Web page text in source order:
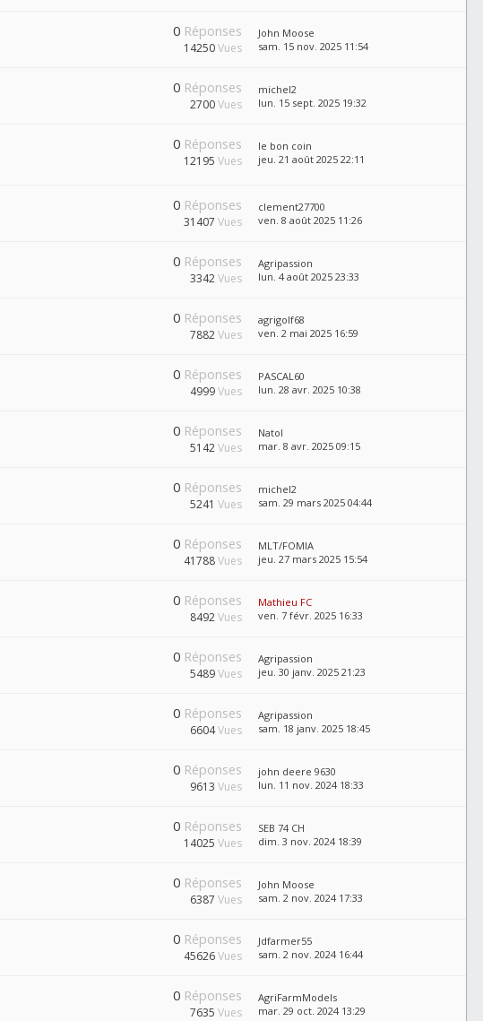
0 Réponses
14250Vues
John Moose
sam. 15 nov. 2025 11:54
0 Réponses
2700Vues
michel2
lun. 15 sept. 2025 19:32
0 Réponses
12195 Vues
le bon coin
jeu. 21 août 2025 22:11
0 Réponses
31407 Vues
clement27700
ven. 8 août 2025 11:26
0 Réponses
3342Vues
Agripassion
lun. 4 août 2025 23:33
0 Réponses
7882Vues
agrigolf68
ven. 2 mai 2025 16:59
0 Réponses
4999Vues
PASCAL60
lun. 28 avr. 2025 10:38
0 Réponses
5142Vues
Natol
mar. 8 avr. 2025 09:15
0 Réponses
5241 Vues
michel2
sam. 29 mars 2025 04:44
0 Réponses
41788Vues
MLT/FOMIA
jeu. 27 mars 2025 15:54
0 Réponses
8492Vues
Mathieu FC
ven. 7 févr. 2025 16:33
0 Réponses
5489Vues
Agripassion
jeu. 30 janv. 2025 21:23
0 Réponses
6604Vues
Agripassion
sam. 18 janv. 2025 18:45
0 Réponses
9613 Vues
john deere 9630
lun. 11 nov. 2024 18:33
0 Réponses
14025 Vues
SEB 74 CH
dim. 3 nov. 2024 18:39
0 Réponses
6387 Vues
John Moose
sam. 2 nov. 2024 17:33
0 Réponses
45626Vues
Jdfarmer55
sam. 2 nov. 2024 16:44
0 Réponses
7635 Vues
AgriFarmModels
mar. 29 oct. 2024 13:29